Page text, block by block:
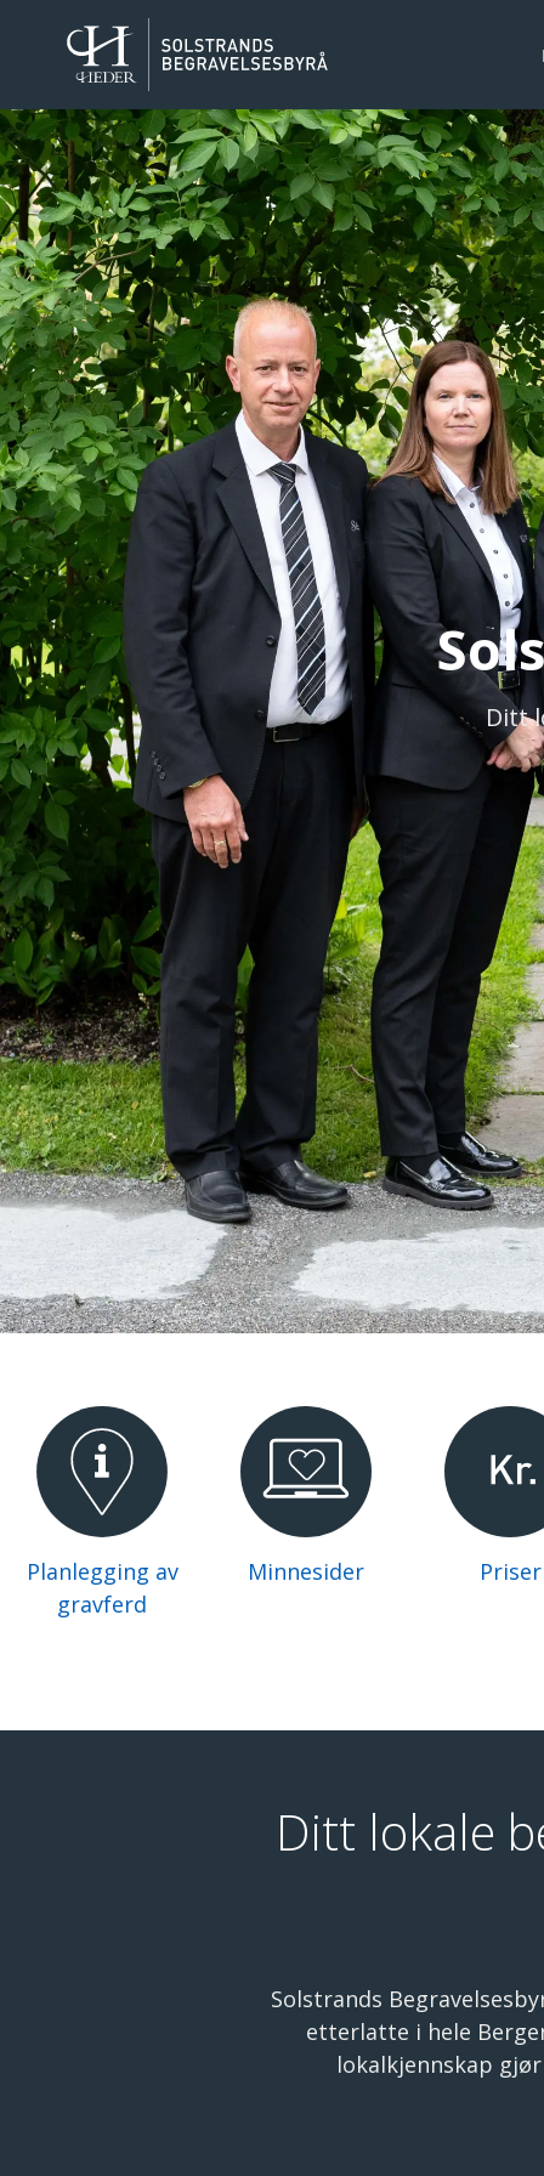
Ditt
Planlegging av
gravferd
Minnesider Priser
Ditt lokale
Solstrands
etterlatte i hele
lokalkjennskap